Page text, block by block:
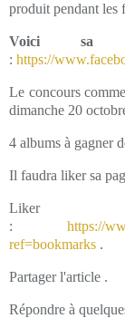
produit pendant les
Voici
: https://
Le concours
dimanche 20
4 albums à gagner
Il faudra liker sa
: https://
ref=bookmarks .
Partager l'article .
Répondre à